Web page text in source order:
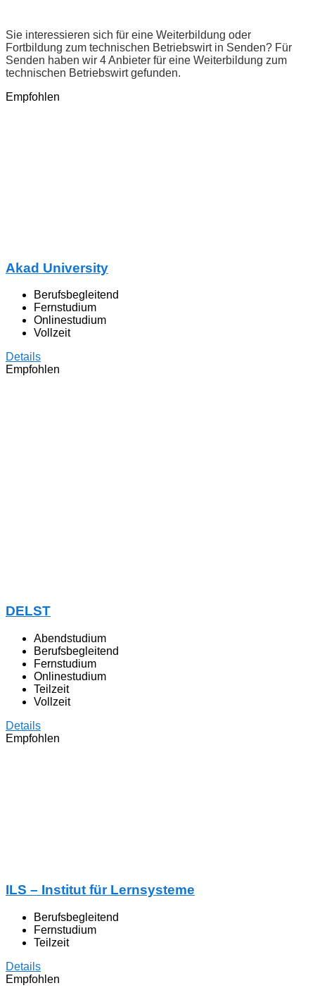
Sie interessieren sich für eine Weiterbildung oder
Fortbildung zum technischen Betriebswirt in Senden? Für
Senden haben wir 4 Anbieter für eine Weiterbildung zum
technischen Betriebswirt gefunden.
Empfohlen
Akad University
Berufsbegleitend
Fernstudium
Onlinestudium
Vollzeit
Details
Empfohlen
DELST
Abendstudium
Berufsbegleitend
Fernstudium
Onlinestudium
Teilzeit
Vollzeit
Details
Empfohlen
ILS – Institut für Lernsysteme
Berufsbegleitend
Fernstudium
Teilzeit
Details
Empfohlen